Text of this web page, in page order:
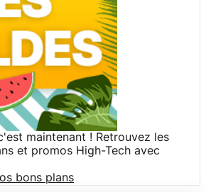
maintenant ! Retrouvez les
et promos High-Tech avec
bons plans